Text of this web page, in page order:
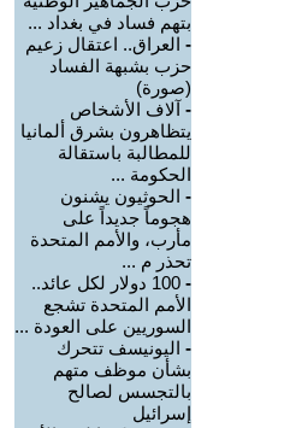
بتهم فساد في بغداد ...
- العراق.. اعتقال زعيم
حزب بشبهة الفساد
(صورة)
- آلاف الأشخاص
يتظاهرون بشرق ألمانيا
للمطالبة باستقالة
الحكومة ...
- الحوثيون يشنون
هجوماً جديداً على
مأرب، والأمم المتحدة
تحذر م ...
-
100 دولار لكل عائد..
الأمم المتحدة تشجع
السوريين على العودة ...
- اليونيسف تتحرك
بشأن موظف متهم
بالتجسس لصالح
إسرائيل